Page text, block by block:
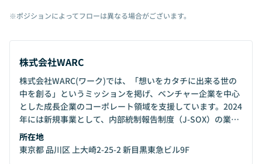
※ポジションによってフローは異なる場合がございます。
株式会社WARC
株式会社WARC(ワーク)では、「想いをカタチに出来る世の
中を創る」というミッションを掲げ、ベンチャー企業を中心
とした成長企業のコーポレート領域を支援しています。2024
年には新規事業として、内部統制報告制度（J-SOX）の業務
を効率化する＜公認会計士完全監修＞のSaaSプロダクトを
リリース。J-SOXを手始めとして、企業における重要課題の
ガバナンス領域全体を支えるプラットフォームになるよう開
所在地
東京都 品川区 上大崎2-25-2 新目黒東急ビル9F